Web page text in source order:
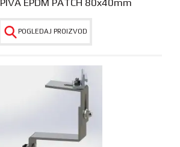
POGLEDAJ PROIZVOD